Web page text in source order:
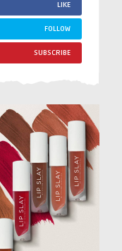
LIKE
FOLLOW
SUBSCRIBE